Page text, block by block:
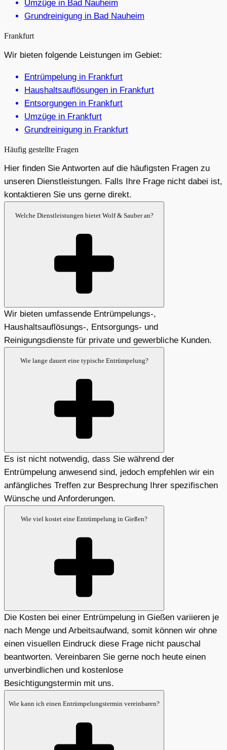
Umzüge in Bad Nauheim
Grundreinigung in Bad Nauheim
Frankfurt
Wir bieten folgende Leistungen im Gebiet:
Entrümpelung in Frankfurt
Haushaltsauflösungen in Frankfurt
Entsorgungen in Frankfurt
Umzüge in Frankfurt
Grundreinigung in Frankfurt
Häufig gestellte Fragen
Hier finden Sie Antworten auf die häufigsten Fragen zu
unseren Dienstleistungen. Falls Ihre Frage nicht dabei ist,
kontaktieren Sie uns gerne direkt.
Welche Dienstleistungen bietet Wolf & Sauber an?
Wir bieten umfassende Entrümpelungs-,
Haushaltsauflösungs-, Entsorgungs- und
Reinigungsdienste für private und gewerbliche Kunden.
Wie lange dauert eine typische Entrümpelung?
Es ist nicht notwendig, dass Sie während der
Entrümpelung anwesend sind, jedoch empfehlen wir ein
anfängliches Treffen zur Besprechung Ihrer spezifischen
Wünsche und Anforderungen.
Wie viel kostet eine Entrümpelung in Gießen?
Die Kosten bei einer Entrümpelung in Gießen variieren je
nach Menge und Arbeitsaufwand, somit können wir ohne
einen visuellen Eindruck diese Frage nicht pauschal
beantworten. Vereinbaren Sie gerne noch heute einen
unverbindlichen und kostenlose
Besichtigungstermin mit uns.
Wie kann ich einen Entrümpelungstermin vereinbaren?